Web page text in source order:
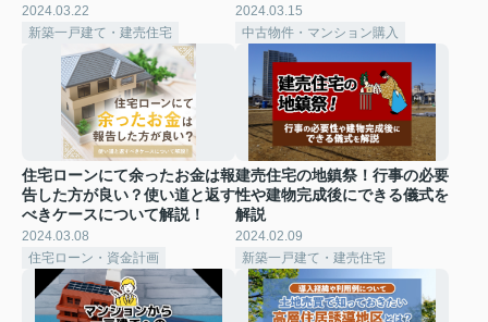
2024.03.22
新築一戸建て・建売住宅
2024.03.15
中古物件・マンション購入
住宅ローンにて余ったお金は報
告した方が良い？使い道と返す
べきケースについて解説！
2024.03.08
住宅ローン・資金計画
建売住宅の地鎮祭！行事の必要
性や建物完成後にできる儀式を
解説
2024.02.09
新築一戸建て・建売住宅